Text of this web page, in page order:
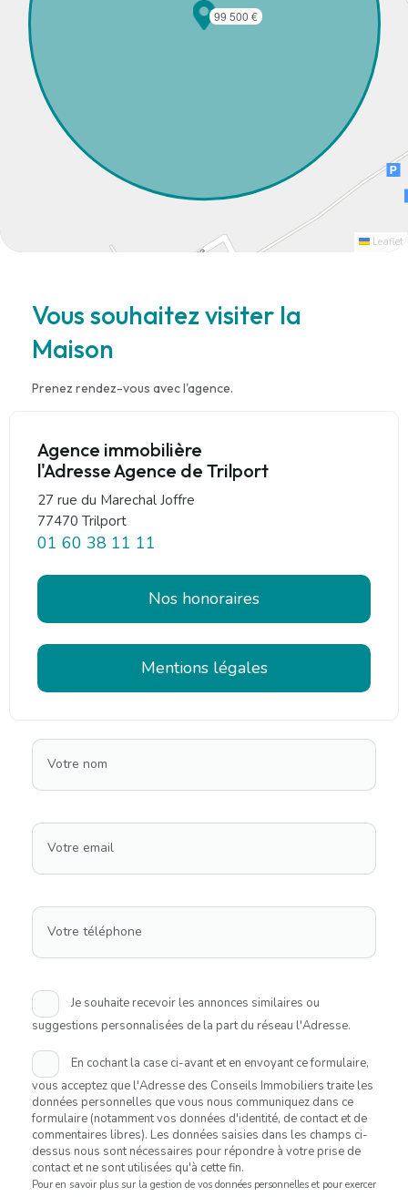
99 500 €
Leaflet
Vous souhaitez visiter la
Maison
Prenez rendez-vous avec l'agence.
Agence immobilière
l'Adresse Agence de Trilport
27 rue du Marechal Joffre
77470 Trilport
01 60 38 11 11
Nos honoraires
Mentions légales
Votre nom
Votre email
Votre téléphone
Je souhaite recevoir les annonces similaires ou
suggestions personnalisées de la part du réseau l'Adresse.
En cochant la case ci-avant et en envoyant ce formulaire,
vous acceptez que l'Adresse des Conseils Immobiliers traite les
données personnelles que vous nous communiquez dans ce
formulaire (notamment vos données d'identité, de contact et de
commentaires libres). Les données saisies dans les champs ci-
dessus nous sont nécessaires pour répondre à votre prise de
contact et ne sont utilisées qu'à cette fin.
Pour en savoir plus sur la gestion de vos données personnelles et pour exercer